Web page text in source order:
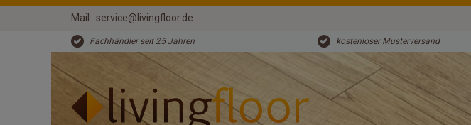
Mail: service@livingfloor.de
Fachhändler seit 25 Jahren kostenloser Musterversand